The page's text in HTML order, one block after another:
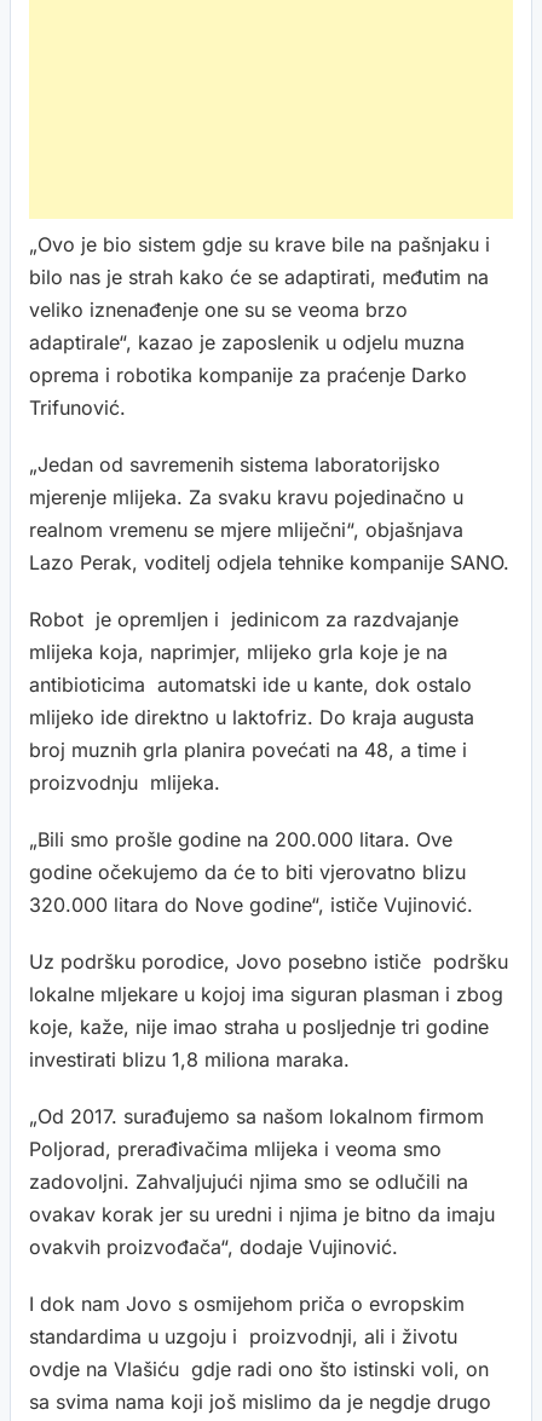
„Ovo je bio sistem gdje su krave bile na pašnjaku i
bilo nas je strah kako će se adaptirati, međutim na
veliko iznenađenje one su se veoma brzo
adaptirale“, kazao je zaposlenik u odjelu muzna
oprema i robotika kompanije za praćenje Darko
Trifunović.
„Jedan od savremenih sistema laboratorijsko
mjerenje mlijeka. Za svaku kravu pojedinačno u
realnom vremenu se mjere mliječni“, objašnjava
Lazo Perak, voditelj odjela tehnike kompanije SANO.
Robot je opremljen i jedinicom za razdvajanje
mlijeka koja, naprimjer, mlijeko grla koje je na
antibioticima automatski ide u kante, dok ostalo
mlijeko ide direktno u laktofriz. Do kraja augusta
broj muznih grla planira povećati na 48, a time i
proizvodnju mlijeka.
„Bili smo prošle godine na 200.000 litara. Ove
godine očekujemo da će to biti vjerovatno blizu
320.000 litara do Nove godine“, ističe Vujinović.
Uz podršku porodice, Jovo posebno ističe podršku
lokalne mljekare u kojoj ima siguran plasman i zbog
koje, kaže, nije imao straha u posljednje tri godine
investirati blizu 1,8 miliona maraka.
„Od 2017. surađujemo sa našom lokalnom firmom
Poljorad, prerađivačima mlijeka i veoma smo
zadovoljni. Zahvaljujući njima smo se odlučili na
ovakav korak jer su uredni i njima je bitno da imaju
ovakvih proizvođača“, dodaje Vujinović.
I dok nam Jovo s osmijehom priča o evropskim
standardima u uzgoju i proizvodnji, ali i životu
ovdje na Vlašiću gdje radi ono što istinski voli, on
sa svima nama koji još mislimo da je negdje drugo